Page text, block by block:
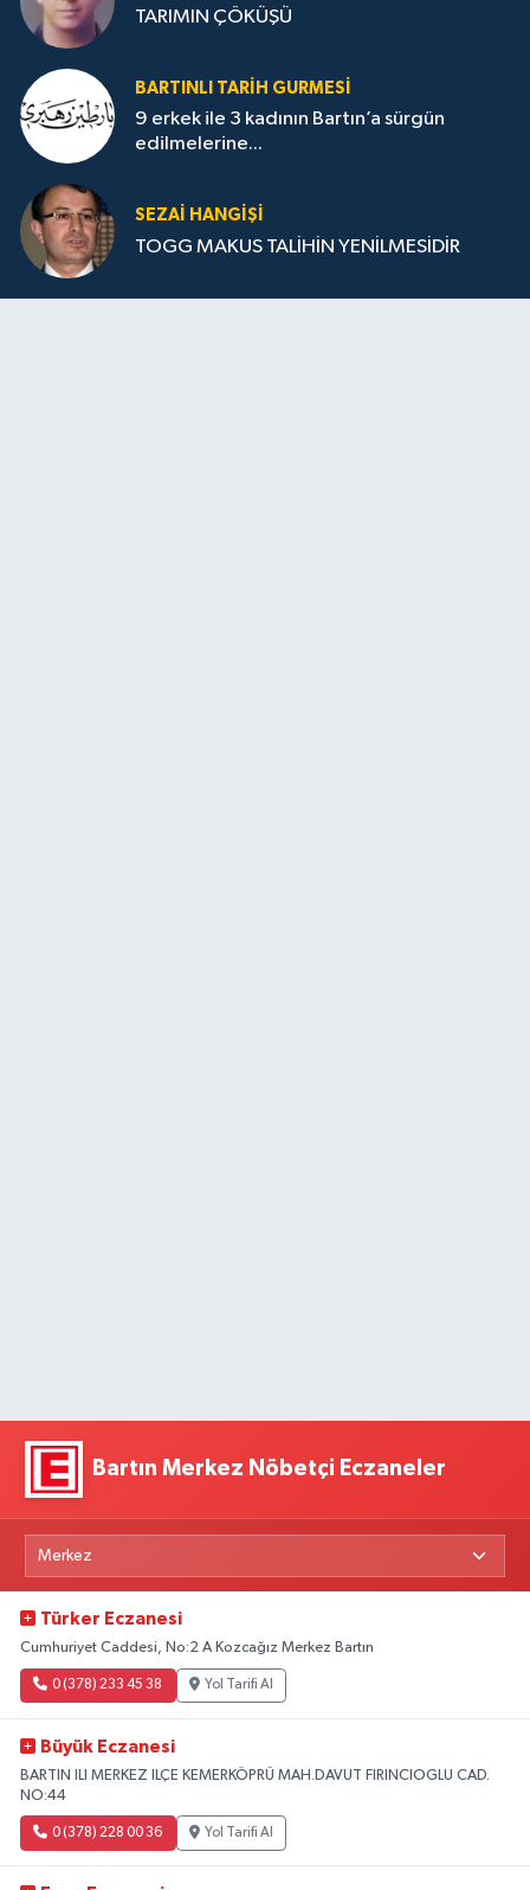
TARIMIN ÇÖKÜŞÜ
BARTINLI TARIH GURMESI
9 erkek ile 3 kadının Bartın’a sürgün
edilmelerine...
SEZAI HANGİŞİ
TOGG MAKUS TALİHİN YENİLMESİDİR
Bartın Merkez Nöbetçi Eczaneler
Türker Eczanesi
Cumhuriyet Caddesi, No:2 A Kozcağız Merkez Bartın
0 (378) 233 45 38 Yol Tarifi Al
Büyük Eczanesi
BARTIN ILI MERKEZ ILÇE KEMERKÖPRÜ MAH.DAVUT FIRINCIOGLU CAD.
NO:44
0 (378) 228 00 36 Yol Tarifi Al